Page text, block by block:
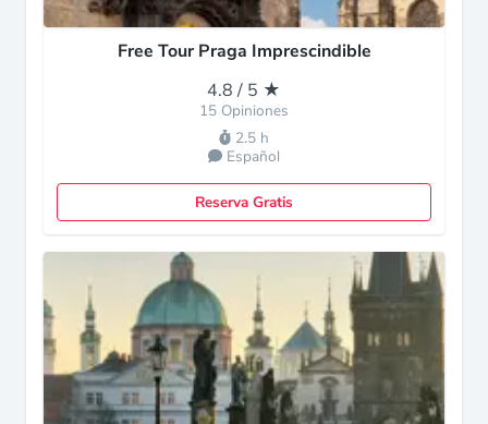
Free Tour Praga Imprescindible
4.8 / 5 ★
15 Opiniones
2.5 h
Español
Reserva Gratis